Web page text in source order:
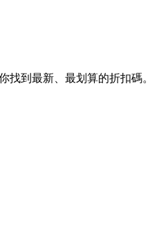
找到最新、最划算的折扣碼。